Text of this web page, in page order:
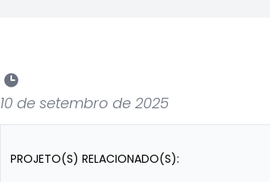
10 de setembro de 2025
PROJETO(S) RELACIONADO(S):